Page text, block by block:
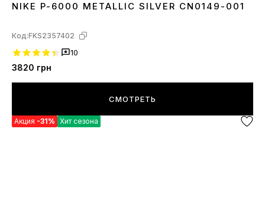
3637 38 3940 41 4243 44
NIKE P-6000 METALLIC SILVER CN0149-001
Код:FKS2357402
10
3820 грн
СМОТРЕТЬ
Акция -31% Хит сезона